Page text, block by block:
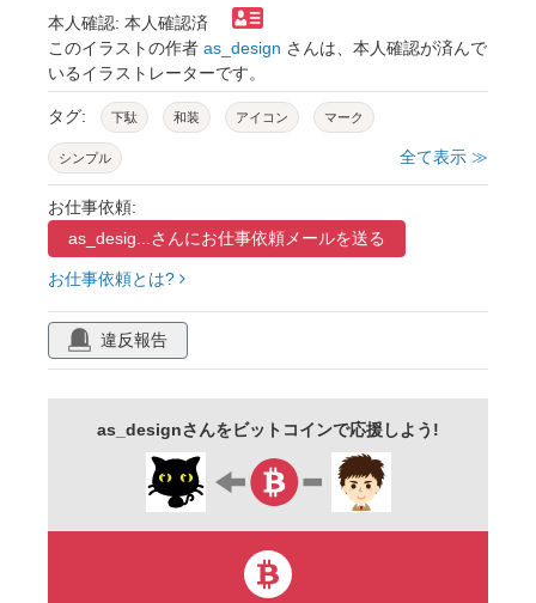
本人確認: 本人確認済
このイラストの作者 as_design さんは、本人確認が済んで
いるイラストレーターです。
タグ: 下駄 和装 アイコン マーク
シンプル 全て表示 ≫
お仕事依頼:
as_desig...さんにお仕事依頼メールを送る
お仕事依頼とは?
違反報告
as_designさんをビットコインで応援しよう!